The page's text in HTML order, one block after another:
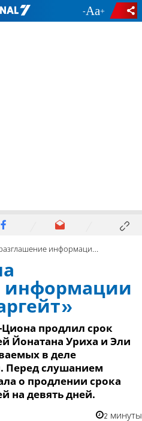
- +
информации по делу «Катаргейт»
информации
продлил срок
Йонатана Уриха и Эли
в деле
Перед слушанием
о продлении срока
на девять дней.
2 минуты